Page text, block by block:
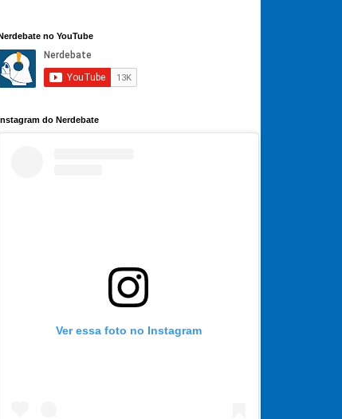
no YouTube
do Nerdebate
Ver essa foto no Instagram